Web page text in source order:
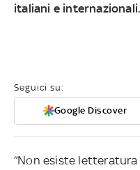
italiani e internazionali.
Seguici su:
Google Discover
“Non esiste